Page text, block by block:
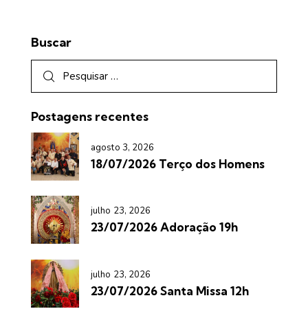
Buscar
Postagens recentes
agosto 3, 2026
18/07/2026 Terço dos Homens
julho 23, 2026
23/07/2026 Adoração 19h
julho 23, 2026
23/07/2026 Santa Missa 12h